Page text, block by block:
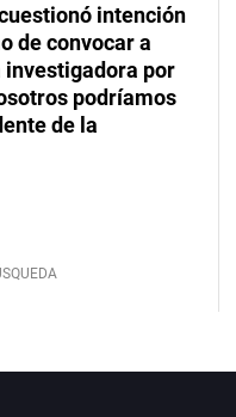
intención
de convocar a
investigadora por
podríamos
de la